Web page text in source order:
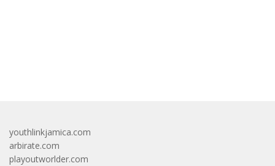
youthlinkjamica.com
arbirate.com
playoutworlder.com